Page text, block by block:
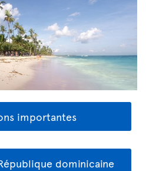
importantes
dominicaine